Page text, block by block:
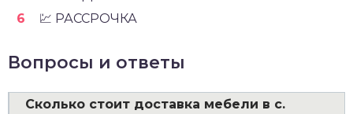
💹 РАССРОЧКА
Вопросы и ответы
Сколько стоит доставка мебели в с.